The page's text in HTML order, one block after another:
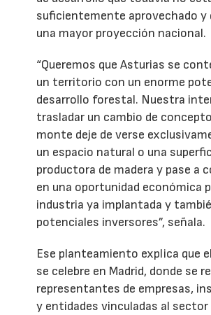
suficientemente aprovechado y
una mayor proyección nacional.
“Queremos que Asturias se
un territorio con un enorme
desarrollo forestal. Nuestra
trasladar un cambio de
monte deje de verse
un espacio natural o una
productora de madera y pase a
en una oportunidad económica
industria ya implantada y
potenciales inversores”, señala.
Ese planteamiento explica que
se celebre en Madrid, donde se
representantes de empresas,
y entidades vinculadas al